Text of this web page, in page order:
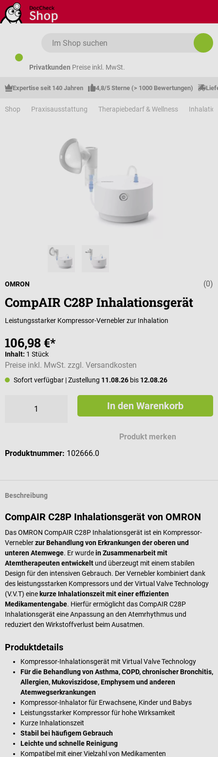
Zum Hauptinhalt springen
Privatkunden Preise inkl. MwSt.
Expertise seit 140 Jahren 4,8/5 Sterne (> 1000 Bewertungen)
Shop Praxisausstattung Therapiebedarf & Wellness
(0)
OMRON
CompAIR C28P Inhalationsgerät
Leistungsstarker Kompressor-Vernebler zur Inhalation
106,98 €*
Inhalt: 1 Stück
Preise inkl. MwSt. zzgl. Versandkosten
Sofort verfügbar | Zustellung 11.08.26 bis 12.08.26
In den Warenkorb
Produkt merken
Produktnummer: 102666.0
Beschreibung
CompAIR C28P Inhalationsgerät von OMRON
Das OMRON CompAIR C28P Inhalationsgerät ist ein Kompressor-
Verneblerzur Behandlung von Erkrankungen der oberen und
unteren Atemwege. Er wurdein Zusammenarbeit mit
Atemtherapeuten entwickelt und überzeugt mit einem stabilen
Design für den intensiven Gebrauch. Der Vernebler kombiniert dank
des leistungsstarken Kompressors und der Virtual Valve Technology
(V.V.T) eine kurze Inhalationszeit mit einer effizienten
Medikamentengabe. Hierfür ermöglicht das CompAIR C28P
Inhalationsgerät eine Anpassung an den Atemrhythmus und
reduziert den Wirkstoffverlust beim Ausatmen.
Produktdetails
Kompressor-Inhalationsgerät mit Virtual Valve Technology
Für die Behandlung von Asthma, COPD, chronischer Bronchitis,
Allergien, Mukoviszidose, Emphysem und anderen
Atemwegserkrankungen
Kompressor-Inhalator für Erwachsene, Kinder und Babys
Leistungsstarker Kompressor für hohe Wirksamkeit
Kurze Inhalationszeit
Stabil bei häufigem Gebrauch
Leichte und schnelle Reinigung
Kompatibel mit einer Vielzahl von Medikamenten